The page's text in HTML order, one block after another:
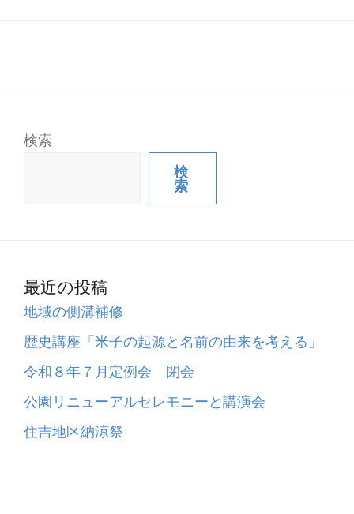
検索
検
索
最近の投稿
地域の側溝補修
歴史講座「米子の起源と名前の由来を考える」
令和８年７月定例会 閉会
公園リニューアルセレモニーと講演会
住吉地区納涼祭